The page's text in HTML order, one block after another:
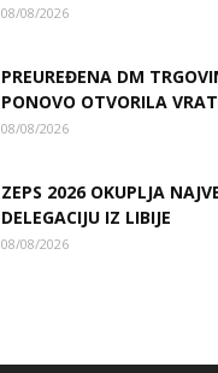
08/08/2026
PREUREĐENA DM
PONOVO OTVORILA
08/08/2026
ZEPS 2026 OKUPLJA
DELEGACIJU IZ LIBIJE
08/08/2026